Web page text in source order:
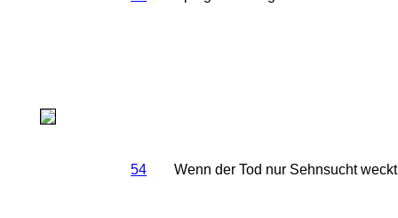
54 Wenn der Tod nur Sehnsucht weckt